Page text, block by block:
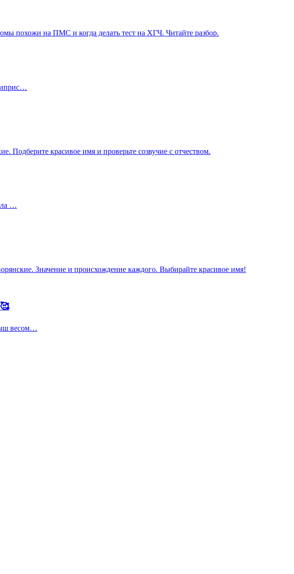
похожи на ПМС и когда делать тест на ХГЧ. Читайте разбор.
Подберите красивое имя и проверьте созвучие с отчеством.
…
Значение и происхождение каждого. Выбирайте красивое имя!
весом…